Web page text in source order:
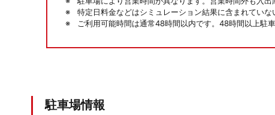
特定日料金などはシミュレーション結果に含まれていな
ご利用可能時間は通常48時間以内です。48時間以上駐車
駐車場情報